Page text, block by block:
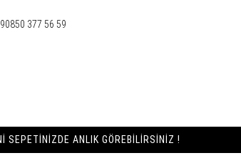
377 56 59
SEPETINIZDE ANLIK GÖREBILIRSINIZ !